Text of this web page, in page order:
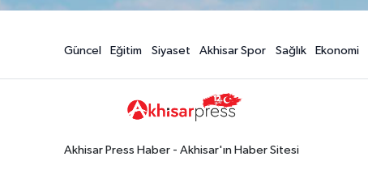
Güncel Eğitim Siyaset Akhisar Spor Sağlık Ekonomi
Akhisar Press Haber - Akhisar'ın Haber Sitesi